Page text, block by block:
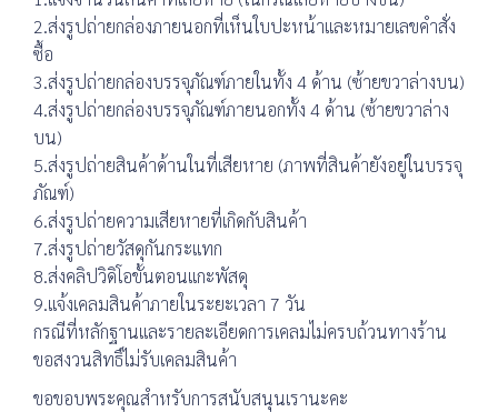
2.ส่งรูปถ่ายกล่องภายนอกที่เห็นใบปะหน้าและหมายเลขคำสั่ง
ซื้อ
3.ส่งรูปถ่ายกล่องบรรจุภัณฑ์ภายในทั้ง 4 ด้าน (ซ้ายขวาล่างบน)
4.ส่งรูปถ่ายกล่องบรรจุภัณฑ์ภายนอกทั้ง 4 ด้าน (ซ้ายขวาล่าง
บน)
5.ส่งรูปถ่ายสินค้าด้านในที่เสียหาย (ภาพที่สินค้ายังอยู่ในบรรจุ
ภัณฑ์)
6.ส่งรูปถ่ายความเสียหายที่เกิดกับสินค้า
7.ส่งรูปถ่ายวัสดุกันกระแทก
8.ส่งคลิปวิดิโอขั้นตอนแกะพัสดุ
9.แจ้งเคลมสินค้าภายในระยะเวลา 7 วัน
กรณีที่หลักฐานและรายละเอียดการเคลมไม่ครบถ้วนทางร้าน
ขอสงวนสิทธิ์ไม่รับเคลมสินค้า
ขอขอบพระคุณสำหรับการสนับสนุนเรานะคะ